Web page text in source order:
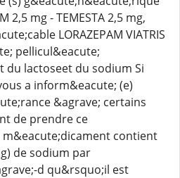
2,5 mg - TEMESTA 2,5 mg,
LORAZEPAM VIATRIS
pellicul&eacute;
du lactoseet du sodium Si
a inform&eacute; (e)
&agrave; certains
de prendre ce
contient
de sodium par
d qu&rsquo;il est